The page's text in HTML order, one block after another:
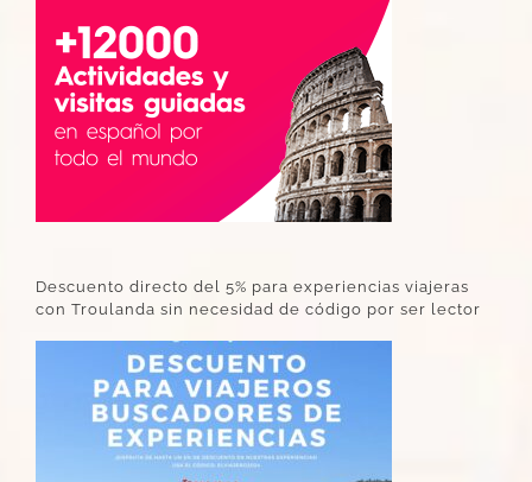
Descuento directo del 5% para experiencias viajeras
con Troulanda sin necesidad de código por ser lector